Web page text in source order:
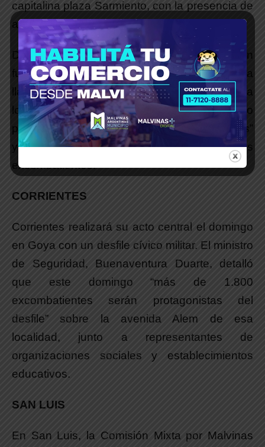
capitalina plaza Sarmiento, con la presencia de
autoridades provinciales.
Díaz dijo que estos homenajes y actos son
fundamentales para que “nunca se apague la
llama” no sólo para recordar a los caídos y a
los soldados que combatieron en la guerra sino
para reclamar la soberanía por “nuestras islas”
y “reivindicar la lucha” de todos los
excombatientes.
CORRIENTES
Corrientes realizará su acto central el domingo
en Goya con un desfile cívico militar. El ministro
de Seguridad, Buenaventura Duarte, detalló
que este domingo “más de 1.800
excombatientes serán protagonistas del
desfile” sobre la avenida Alem de esa
localidad, junto a representantes de
organizaciones sociales y establecimientos
educativos.
SAN LUIS
En San Luis, la Comisión Mixta por Malvinas